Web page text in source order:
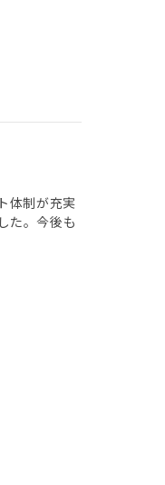
体制が充実
た。今後も